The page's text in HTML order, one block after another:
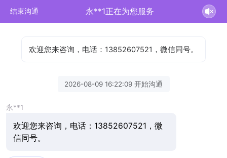
结束沟通 永**1正在为您服务
欢迎您来咨询，电话：13852607521，微信同号。
2026-08-09 16:22:09 开始沟通
永**1
欢迎您来咨询，电话：13852607521，微
信同号。